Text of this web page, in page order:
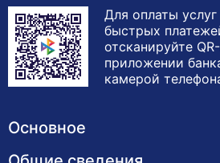
Для оплаты
быстрых
отсканируйте
приложении
камерой
Основное
Курсы